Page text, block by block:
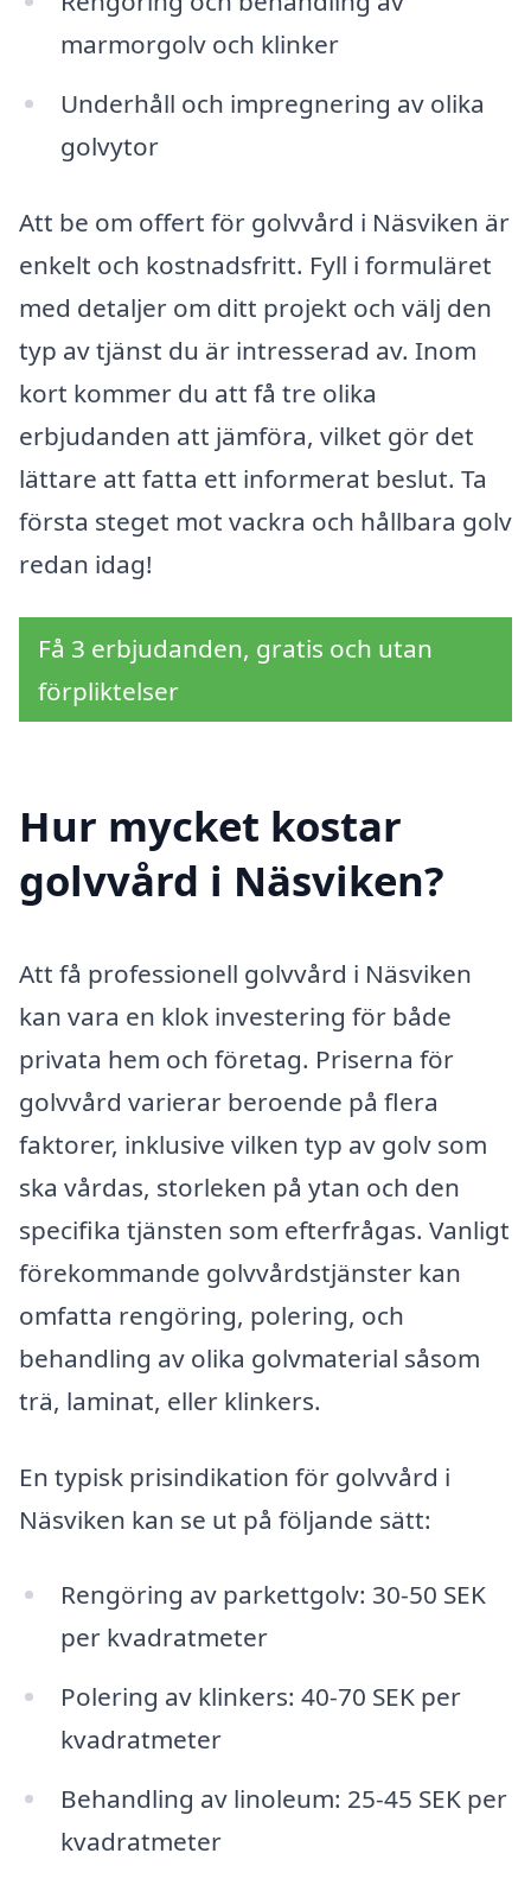
marmorgolv och klinker
Underhåll och impregnering av olika
golvytor
Att be om offert för golvvård i Näsviken är
enkelt och kostnadsfritt. Fyll i formuläret
med detaljer om ditt projekt och välj den
typ av tjänst du är intresserad av. Inom
kort kommer du att få tre olika
erbjudanden att jämföra, vilket gör det
lättare att fatta ett informerat beslut. Ta
första steget mot vackra och hållbara golv
redan idag!
Få 3 erbjudanden, gratis och utan
förpliktelser
Hur mycket kostar
golvvård i Näsviken?
Att få professionell golvvård i Näsviken
kan vara en klok investering för både
privata hem och företag. Priserna för
golvvård varierar beroende på flera
faktorer, inklusive vilken typ av golv som
ska vårdas, storleken på ytan och den
specifika tjänsten som efterfrågas. Vanligt
förekommande golvvårdstjänster kan
omfatta rengöring, polering, och
behandling av olika golvmaterial såsom
trä, laminat, eller klinkers.
En typisk prisindikation för golvvård i
Näsviken kan se ut på följande sätt:
Rengöring av parkettgolv: 30-50 SEK
per kvadratmeter
Polering av klinkers: 40-70 SEK per
kvadratmeter
Behandling av linoleum: 25-45 SEK per
kvadratmeter